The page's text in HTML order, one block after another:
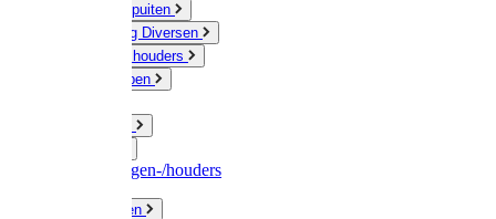
Gieters / Spuiten
Besproeiing Diversen
Slangen & houders
Waterpompen
Slangenwagen-/houders
Olie / Vetten